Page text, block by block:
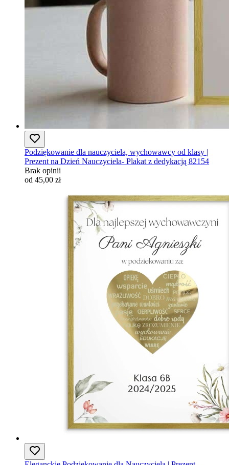
Podziękowanie dla nauczyciela, wychowawcy od klasy |
Prezent na Dzień Nauczyciela- Plakat z dedykacją 82154
Brak opinii
od 45,00 zł